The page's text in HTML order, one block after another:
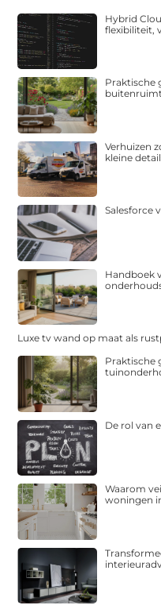
Hybrid
flexibiliteit,
Praktische
Verhuizen
kleine
Salesforce
Handboek
Luxe tv wand op maat als
Praktische
De rol van
Waarom
woningen